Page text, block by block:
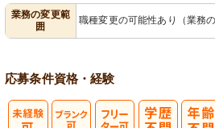
業務の変更範
囲
職種変更の可能性あり（業務
応募条件資格・経験